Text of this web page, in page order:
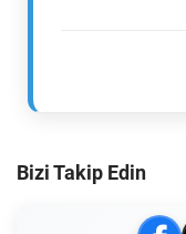
Bizi Takip Edin